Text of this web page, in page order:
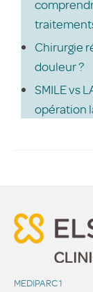
Chirurgie
douleur ?
SMILE vs
opération
MEDIPARC 1